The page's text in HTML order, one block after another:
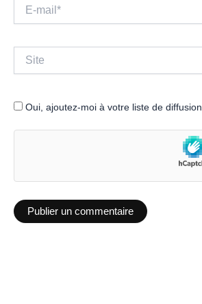
mail*
Oui, ajoutez-moi à votre liste de diffusion